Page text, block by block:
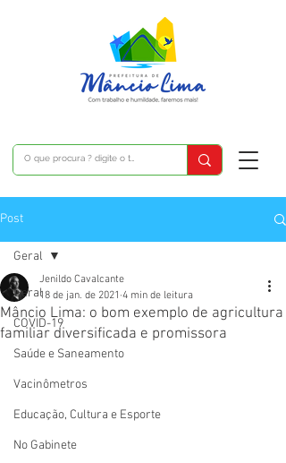
Post
Geral
COVID-19
Saúde e Saneamento
Vacinômetros
Educação, Cultura e Esporte
No Gabinete
Geral
Mâncio Lima: o bom exemplo de agricultura
familiar diversificada e promissora
Jenildo Cavalcante
18 de jan. de 2021 4 min de leitura